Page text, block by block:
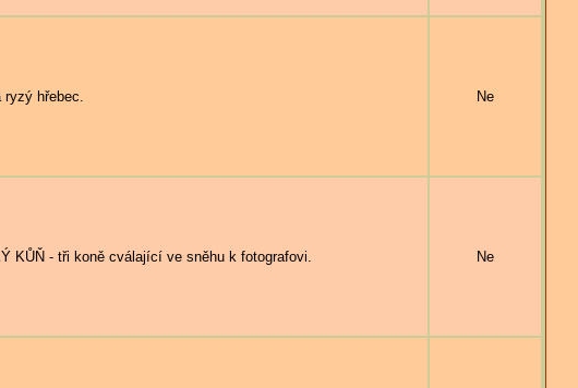
hřebec. Ne
KŮŇ - tři koně cválající ve sněhu k fotografovi. Ne